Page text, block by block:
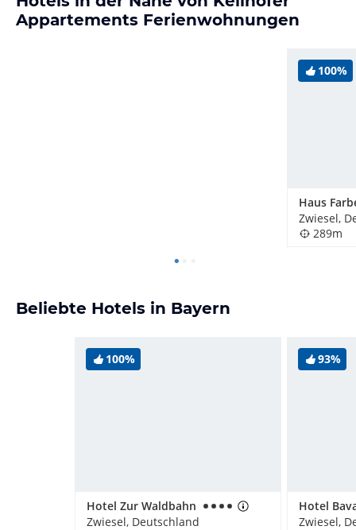
Appartements Ferienwohnungen
100%
Haus
Zwiesel,
289m
Beliebte Hotels in Bayern
100%
Hotel Zur Waldbahn
Zwiesel, Deutschland
93%
Zwiesel,